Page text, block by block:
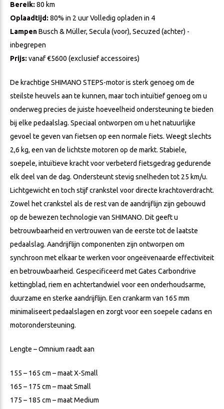
Bereik: 80 km
Oplaadtijd: 80% in 2 uur Volledig opladen in 4
LampenBusch & Müller, Secula (voor), Secuzed (achter) -
inbegrepen
Prijs: vanaf €5600 (exclusief accessoires)
De krachtige SHIMANO STEPS-motor is sterk genoeg om de
steilste heuvels aan te kunnen, maar toch intuïtief genoeg om u
onderweg precies de juiste hoeveelheid ondersteuning te bieden
bij elke pedaalslag. Speciaal ontworpen om u het natuurlijke
gevoel te geven van fietsen op een normale fiets. Weegt slechts
2,6 kg, een van de lichtste motoren op de markt. Stabiele,
soepele, intuïtieve kracht voor verbeterd fietsgedrag gedurende
elk deel van de dag. Ondersteunt stevig snelheden tot 25 km/u.
Lichtgewicht en toch stijf crankstel voor directe krachtoverdracht.
Zowel het crankstel als de rest van de aandrijflijn zijn gebouwd
op de bewezen technologie van SHIMANO. Dit geeft u
betrouwbaarheid en vertrouwen van de eerste tot de laatste
pedaalslag. Aandrijflijn componenten zijn ontworpen om
synchroon met elkaar te werken voor ongeëvenaarde effectiviteit
en betrouwbaarheid. Gespecificeerd met Gates Carbondrive
kettingblad, riem en achtertandwiel voor een onderhoudsarme,
duurzame en sterke aandrijflijn. Een crankarm van 165 mm
minimaliseert pedaalslagen en zorgt voor een soepele cadans en
motorondersteuning.
Lengte – Omnium raadt aan
155 – 165 cm – maat X-Small
165 – 175 cm – maat Small
175 – 185 cm – maat Medium